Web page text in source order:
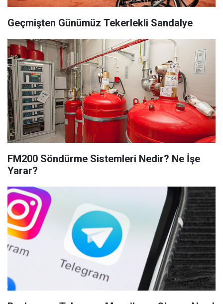
Geçmişten Günümüz Tekerlekli Sandalye
FM200 Söndürme Sistemleri Nedir? Ne İşe
Yarar?